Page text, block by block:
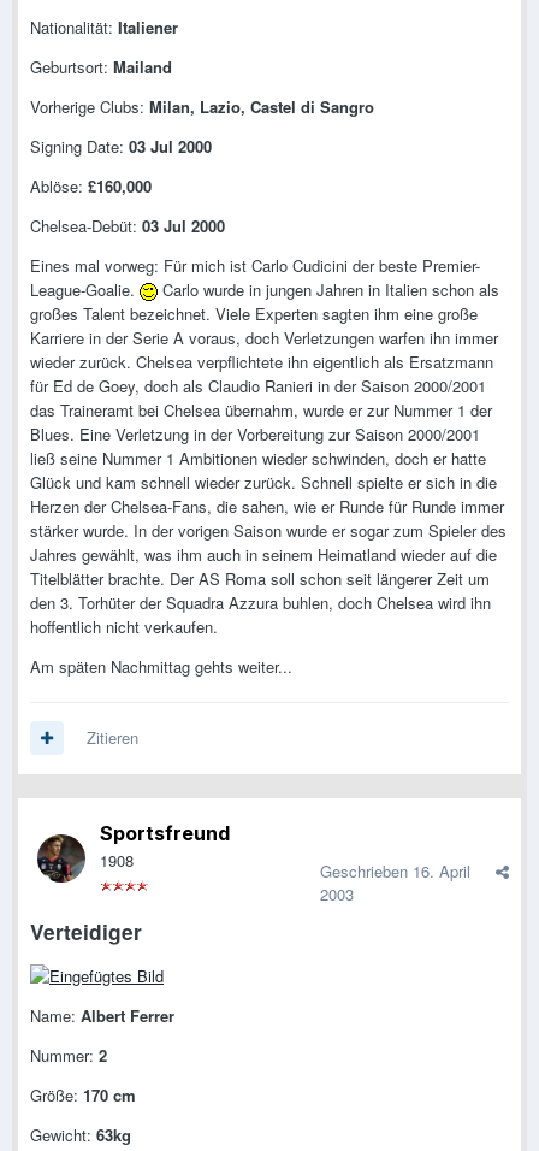
Nationalität: Italiener
Geburtsort: Mailand
Vorherige Clubs: Milan, Lazio, Castel di Sangro
Signing Date: 03 Jul 2000
Ablöse: £160,000
Chelsea-Debüt: 03 Jul 2000
Eines mal vorweg: Für mich ist Carlo Cudicini der beste Premier-
League-Goalie.
Carlo wurde in jungen Jahren in Italien schon als
großes Talent bezeichnet. Viele Experten sagten ihm eine große
Karriere in der Serie A voraus, doch Verletzungen warfen ihn immer
wieder zurück. Chelsea verpflichtete ihn eigentlich als Ersatzmann
für Ed de Goey, doch als Claudio Ranieri in der Saison 2000/2001
das Traineramt bei Chelsea übernahm, wurde er zur Nummer 1 der
Blues. Eine Verletzung in der Vorbereitung zur Saison 2000/2001
ließ seine Nummer 1 Ambitionen wieder schwinden, doch er hatte
Glück und kam schnell wieder zurück. Schnell spielte er sich in die
Herzen der Chelsea-Fans, die sahen, wie er Runde für Runde immer
stärker wurde. In der vorigen Saison wurde er sogar zum Spieler des
Jahres gewählt, was ihm auch in seinem Heimatland wieder auf die
Titelblätter brachte. Der AS Roma soll schon seit längerer Zeit um
den 3. Torhüter der Squadra Azzura buhlen, doch Chelsea wird ihn
hoffentlich nicht verkaufen.
Am späten Nachmittag gehts weiter...
Zitieren
Sportsfreund
1908 Geschrieben 16. April
2003
Verteidiger
Name: Albert Ferrer
Nummer: 2
Größe: 170 cm
Gewicht: 63kg